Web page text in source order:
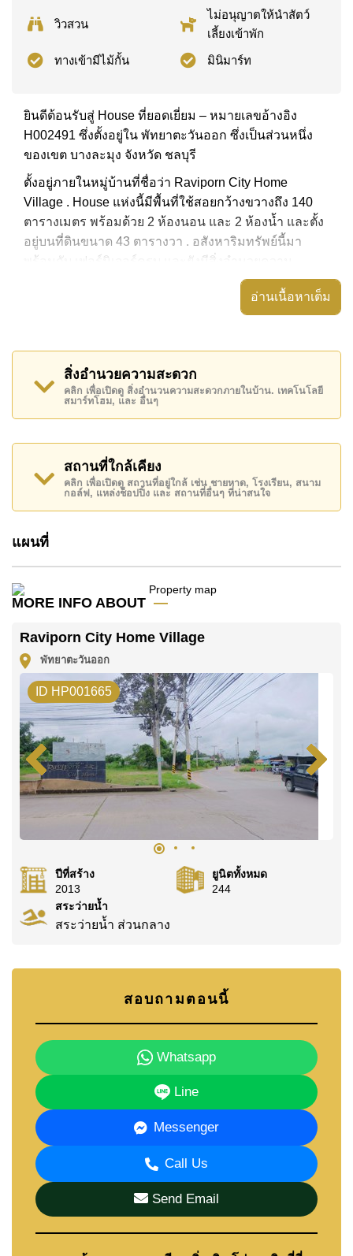
วิวสวน
ไม่อนุญาตให้นำสัตว์
เลี้ยงเข้าพัก
ทางเข้ามีไม้กั้น
มินิมาร์ท
ยินดีต้อนรับสู่ House ที่ยอดเยี่ยม – หมายเลขอ้างอิง
H002491 ซึ่งตั้งอยู่ใน พัทยาตะวันออก ซึ่งเป็นส่วนหนึ่ง
ของเขต บางละมุง จังหวัด ชลบุรี
ตั้งอยู่ภายในหมู่บ้านที่ชื่อว่า Raviporn City Home
Village . House แห่งนี้มีพื้นที่ใช้สอยกว้างขวางถึง 140
ตารางเมตร พร้อมด้วย 2 ห้องนอน และ 2 ห้องน้ำ และตั้ง
อยู่บนที่ดินขนาด 43 ตารางวา . อสังหาริมทรัพย์นี้มา
พร้อมกับ เฟอร์นิเจอร์ครบ และยังมีสิ่งอำนวยความ
อสังหาริมทรัพย์นี้สามารถใช้ สระว่ายน้ำ ส่วนกลาง ได้
ส่วนกลาง ได้แก่ รักษาความปลอดภัย 24 ชั่วโมง, ทางเข้า
มีไม้กั้น, มินิมาร์ท
สถานที่สำคัญใกล้ Raviporn City Home Village ได้แก่: ซู
เปอร์มาร์เก็ตอาหารสด, ทอปส์ ชิลล์ เขาน้อย , ตลาดน้ำสี่
ภาคพัทยา, อุทยานหินล้านปีและฟาร์มจระเข้ , สยามคัน
ทรีคลับ (สนามเก่า ไร่ ริมน้ำ และโรลลิ่งฮิลส์) ,
รพ.กรุงเทพพัทยา, รพ.กรุงเทพจอมเทียน
อสังหาริมทรัพย์นี้เปิดให้เช่าระยะยาวในราคา ฿ 10,000
บาทต่อเดือน
มัดจำ 2 เดือน ก่อนเข้าอยู่อาศัย
คุณ!
ติดต่อ Cornerstone Real Estate โทร +6638411250
หรือ อีเมลinfo@cornerstone.co.th
WhatsApp ของสำนักงาน:+66807945904
@cornerstonepattaya
อ่านเนื้อหาเต็ม
สิ่งอำนวยความสะดวก
คลิก เพื่อเปิดดู สิ่งอำนวนความสะดวกภายในบ้าน. เทคโนโลยี
สมาร์ทโฮม, และ อื่นๆ
สถานที่ใกล้เคียง
คลิก เพื่อเปิดดู สถานที่อยู่ใกล้ เช่น ชายหาด, โรงเรียน, สนาม
กอล์ฟ, แหล่งช็อปปิ้ง และ สถานที่อื่นๆ ที่น่าสนใจ
แผนที่
MORE INFO ABOUT
Raviporn City Home Village
พัทยาตะวันออก
ID HP001665
ปีที่สร้าง
2013
ยูนิตทั้งหมด
244
สระว่ายน้ำ
สระว่ายน้ำ ส่วนกลาง
สอบถามตอนนี้
Whatsapp
Line
Messenger
Call Us
Send Email